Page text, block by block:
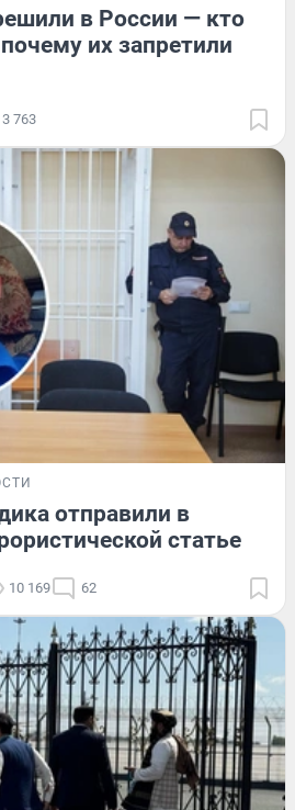
в России — кто
их запретили
3 763
отправили в
статье
10 169 62